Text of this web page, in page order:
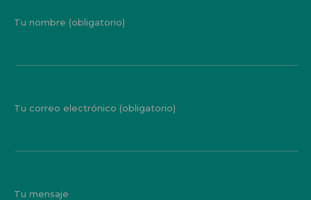
Tu nombre (obligatorio)
Tu correo electrónico (obligatorio)
Tu mensaje